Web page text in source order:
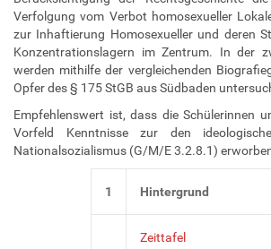
Verfolgung vom Verbot homosexueller
zur Inhaftierung Homosexueller und deren
Konzentrationslagern im Zentrum. In der
werden mithilfe der vergleichenden
Opfer des § 175 StGB aus Südbaden
Empfehlenswert ist, dass die Schülerinnen
Vorfeld Kenntnisse zur den
Nationalsozialismus (G/M/E 3.2.8.1)
1 Hintergrund
Zeittafel